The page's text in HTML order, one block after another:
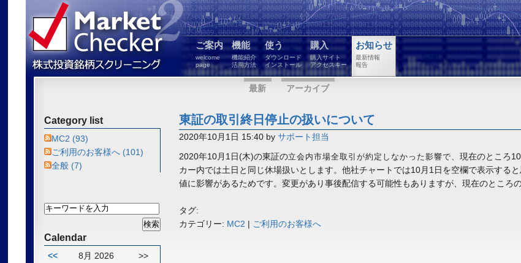
ご案内
welcome
page
機能
機能紹介
活用方法
使う
ダウンロード
インストール
購入
購入サイト
アクセスキー
お知らせ
最新情報
報告
最新 アーカイブ
東証の取引終日停止の扱いについて
2020年10月1日 15:40 by サポート担当
2020年10月1日(木)の東証の立会内市場全取引が約定しなかった影響で、 現在のところ
カー内では土日と同じ休場扱いとします。他社チャートでは10月1日を空欄で表示する
値に影響があるためです。変更があり事後配信する可能性もありますが、現在のところの
タグ:
カテゴリー: MC2 | ご利用のお客様へ
Category list
MC2 (93)
ご利用のお客様へ (101)
全般 (7)
Calendar
<< 8月 2026
>>